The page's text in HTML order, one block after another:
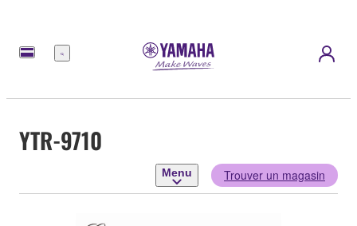
Menu
YTR-9710
Menu Trouver un magasin